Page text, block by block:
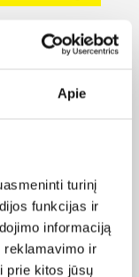
Apie
turinį
funkcijas ir
informaciją
reklamavimo ir
prie kitos jūsų